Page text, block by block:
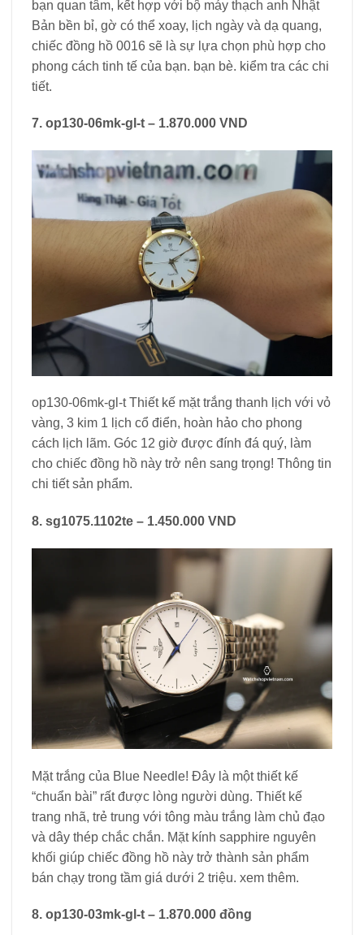
bạn quan tâm, kết hợp với bộ máy thạch anh Nhật
Bản bền bỉ, gờ có thể xoay, lịch ngày và dạ quang,
chiếc đồng hồ 0016 sẽ là sự lựa chọn phù hợp cho
phong cách tinh tế của bạn. bạn bè. kiểm tra các chi
tiết.
7. op130-06mk-gl-t – 1.870.000 VND
op130-06mk-gl-t Thiết kế mặt trắng thanh lịch với vỏ
vàng, 3 kim 1 lịch cổ điển, hoàn hảo cho phong
cách lịch lãm. Góc 12 giờ được đính đá quý, làm
cho chiếc đồng hồ này trở nên sang trọng! Thông tin
chi tiết sản phẩm.
8. sg1075.1102te – 1.450.000 VND
Mặt trắng của Blue Needle! Đây là một thiết kế
“chuẩn bài” rất được lòng người dùng. Thiết kế
trang nhã, trẻ trung với tông màu trắng làm chủ đạo
và dây thép chắc chắn. Mặt kính sapphire nguyên
khối giúp chiếc đồng hồ này trở thành sản phẩm
bán chạy trong tầm giá dưới 2 triệu. xem thêm.
8. op130-03mk-gl-t – 1.870.000 đồng